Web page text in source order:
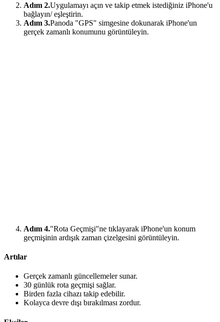
Adım 2.Uygulamayı açın ve takip etmek istediğiniz iPhone'u
bağlayın/ eşleştirin.
Adım 3.Panoda "GPS" simgesine dokunarak iPhone'un
gerçek zamanlı konumunu görüntüleyin.
Adım 4."Rota Geçmişi"ne tıklayarak iPhone'un konum
geçmişinin ardışık zaman çizelgesini görüntüleyin.
Artılar
Gerçek zamanlı güncellemeler sunar.
30 günlük rota geçmişi sağlar.
Birden fazla cihazı takip edebilir.
Kolayca devre dışı bırakılması zordur.